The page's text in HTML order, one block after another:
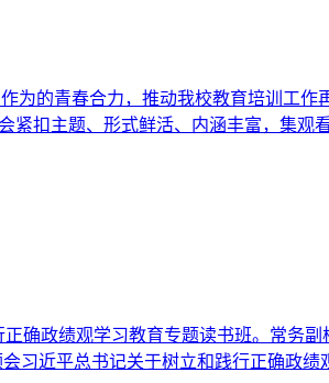
为的青春合力，推动我校教育培训工
主题、形式鲜活、内涵丰富，集观
确政绩观学习教育专题读书班。常务
近平总书记关于树立和践行正确政绩